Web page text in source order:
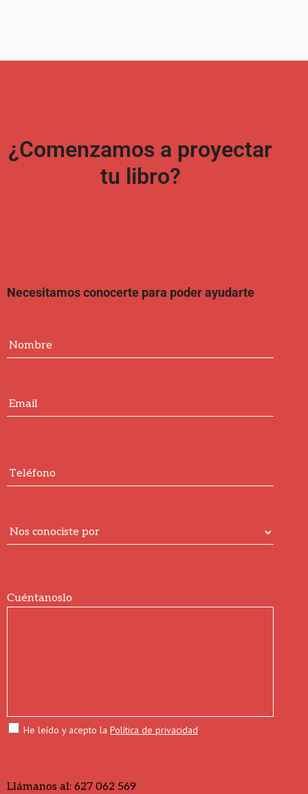
¿Comenzamos a proyectar
tu libro?
Necesitamos conocerte para poder ayudarte
Cuéntanoslo
He leído y acepto la Política de privacidad
Llámanos al: 627 062 569